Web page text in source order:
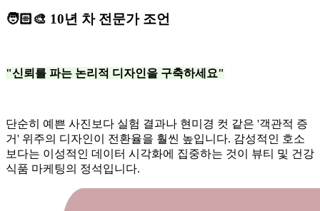
🧑🏻‍🎨 10년 차 전문가 조언
"신뢰를 파는 논리적 디자인을 구축하세요"
단순히 예쁜 사진보다 실험 결과나 현미경 컷 같은 '객관적 증
거' 위주의 디자인이 전환율을 훨씬 높입니다. 감성적인 호소
보다는 이성적인 데이터 시각화에 집중하는 것이 뷰티 및 건강
식품 마케팅의 정석입니다.